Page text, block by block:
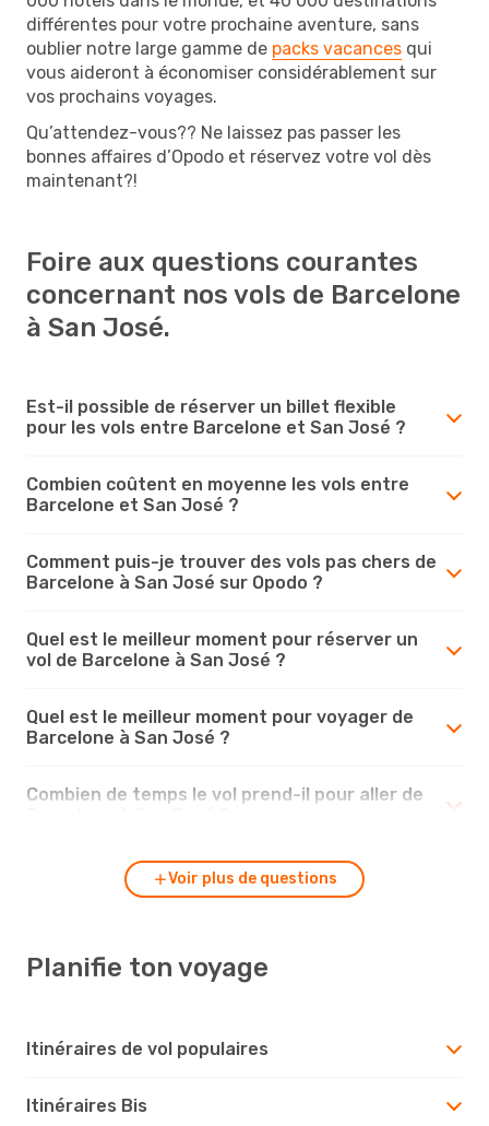
différentes pour votre prochaine aventure, sans
oublier notre large gamme de packs vacances qui
vous aideront à économiser considérablement sur
vos prochains voyages.
Qu’attendez-vous?? Ne laissez pas passer les
bonnes affaires d’Opodo et réservez votre vol dès
maintenant?!
Foire aux questions courantes
concernant nos vols de Barcelone
à San José.
Est-il possible de réserver un billet flexible
pour les vols entre Barcelone et San José ?
Combien coûtent en moyenne les vols entre
Barcelone et San José ?
Comment puis-je trouver des vols pas chers de
Barcelone à San José sur Opodo ?
Quel est le meilleur moment pour réserver un
vol de Barcelone à San José ?
Quel est le meilleur moment pour voyager de
Barcelone à San José ?
Combien de temps le vol prend-il pour aller de
Voir plus de questions
Planifie ton voyage
Itinéraires de vol populaires
Itinéraires Bis